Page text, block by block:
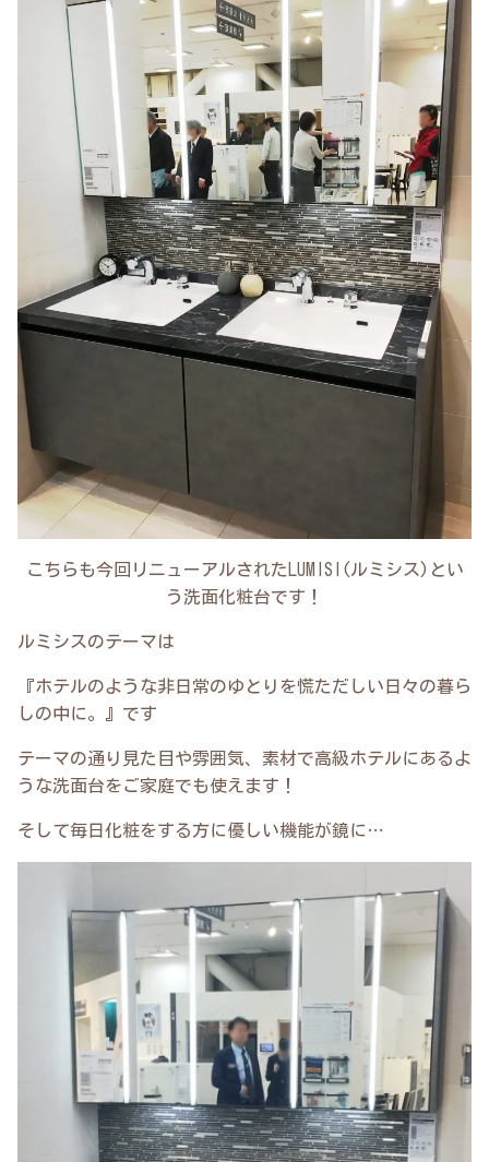
こちらも今回リニューアルされたLUMISI(ルミシス)とい
う洗面化粧台です！
ルミシスのテーマは
『ホテルのような非日常のゆとりを慌ただしい日々の暮ら
しの中に。』です
テーマの通り見た目や雰囲気、素材で高級ホテルにあるよ
うな洗面台をご家庭でも使えます！
そして毎日化粧をする方に優しい機能が鏡に…